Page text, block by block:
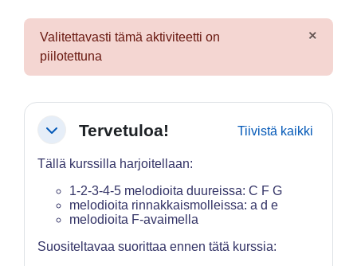
Valitettavasti tämä aktiviteetti on
piilotettuna
×
Osion ääriviiva
Tiivistä Tervetuloa! Tiivistä kaikki
Tällä kurssilla harjoitellaan:
1-2-3-4-5 melodioita duureissa: C F G
melodioita rinnakkaismolleissa: a d e
melodioita F-avaimella
Suositeltavaa suorittaa ennen tätä kurssia: